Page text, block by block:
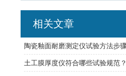
相关文章
土工膜厚度仪符合哪些试验规范？